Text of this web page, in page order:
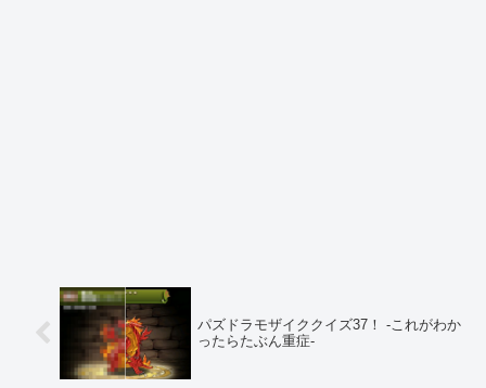
パズドラモザイククイズ37！ -これがわか
ったらたぶん重症-